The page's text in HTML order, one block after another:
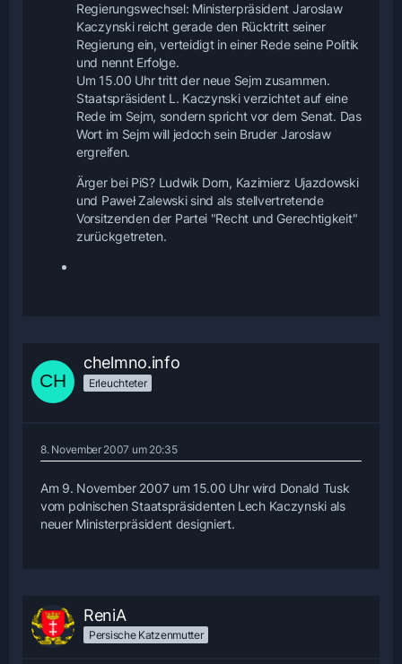
Regierungswechsel: Ministerpräsident Jaroslaw
Kaczynski reicht gerade den Rücktritt seiner
Regierung ein, verteidigt in einer Rede seine Politik
und nennt Erfolge.
Um 15.00 Uhr tritt der neue Sejm zusammen.
Staatspräsident L. Kaczynski verzichtet auf eine
Rede im Sejm, sondern spricht vor dem Senat. Das
Wort im Sejm will jedoch sein Bruder Jaroslaw
ergreifen.
Ärger bei PiS? Ludwik Dorn, Kazimierz Ujazdowski
und Paweł Zalewski sind als stellvertretende
Vorsitzenden der Partei "Recht und Gerechtigkeit"
zurückgetreten.
chelmno.info
Erleuchteter
8. November 2007 um 20:35
Am 9. November 2007 um 15.00 Uhr wird Donald Tusk
vom polnischen Staatspräsidenten Lech Kaczynski als
neuer Ministerpräsident designiert.
ReniA
Persische Katzenmutter